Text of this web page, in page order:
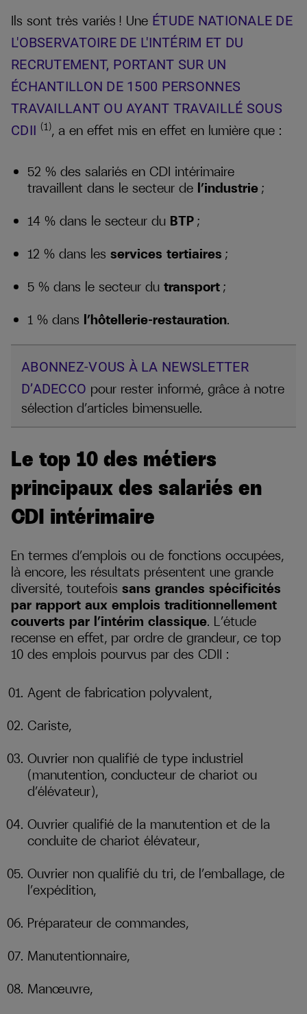
Ils sont très variés ! Une ÉTUDE NATIONALE DE
L'OBSERVATOIRE DE L'INTÉRIM ET DU
RECRUTEMENT, PORTANT SUR UN
ÉCHANTILLON DE 1500 PERSONNES
TRAVAILLANT OU AYANT TRAVAILLÉ SOUS
CDII (1), a en effet mis en effet en lumière que :
52 % des salariés en CDI intérimaire
travaillent dans le secteur de l’industrie;
14 % dans le secteur du BTP;
12 % dans les services tertiaires ;
5 % dans le secteur du transport;
1 % dans l’hôtellerie-restauration.
ABONNEZ-VOUS À LA NEWSLETTER
D’ADECCO pour rester informé, grâce à notre
sélection d’articles bimensuelle.
Le top 10 des métiers
principaux des salariés en
CDI intérimaire
En termes d’emplois ou de fonctions occupées,
là encore, les résultats présentent une grande
diversité, toutefois sans grandes spécificités
par rapport aux emplois traditionnellement
couverts par l’intérim classique. L’étude
recense en effet, par ordre de grandeur, ce top
10 des emplois pourvus par des CDII :
Agent de fabrication polyvalent,
Cariste,
Ouvrier non qualifié de type industriel
(manutention, conducteur de chariot ou
d’élévateur),
Ouvrier qualifié de la manutention et de la
conduite de chariot élévateur,
Ouvrier non qualifié du tri, de l’emballage, de
l’expédition,
Préparateur de commandes,
Manutentionnaire,
Manœuvre,